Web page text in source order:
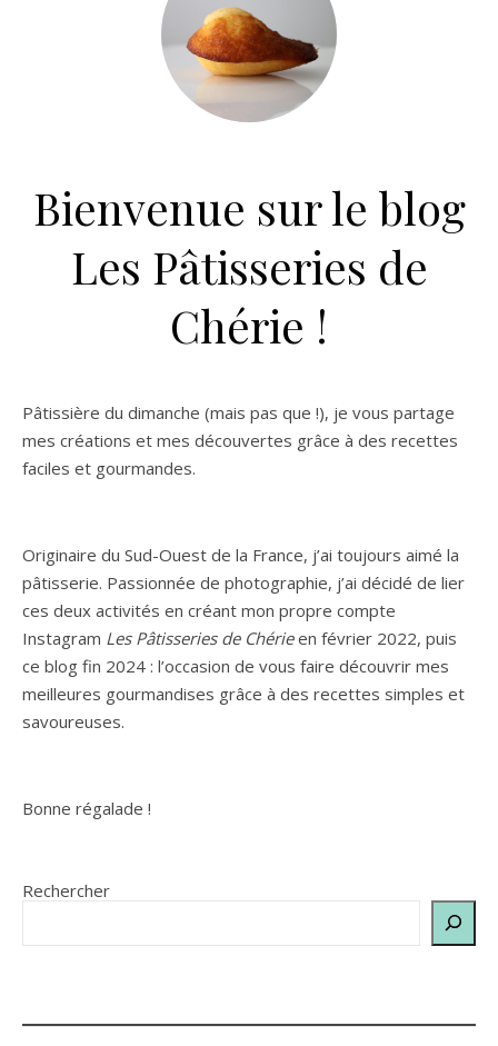
Bienvenue sur le blog
Les Pâtisseries de
Chérie !
Pâtissière du dimanche (mais pas que !), je vous partage
mes créations et mes découvertes grâce à des recettes
faciles et gourmandes.
Originaire du Sud-Ouest de la France, j’ai toujours aimé la
pâtisserie. Passionnée de photographie, j’ai décidé de lier
ces deux activités en créant mon propre compte
Instagram Les Pâtisseries de Chérieen février 2022, puis
ce blog fin 2024 : l’occasion de vous faire découvrir mes
meilleures gourmandises grâce à des recettes simples et
savoureuses.
Bonne régalade !
Rechercher